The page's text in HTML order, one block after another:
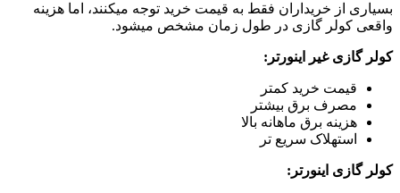
بسیاری از خریداران فقط به قیمت خرید توجه میکنند، اما هزینه
واقعی کولر گازی در طول زمان مشخص میشود.
کولر گازی غیر اینورتر:
قیمت خرید کمتر
مصرف برق بیشتر
هزینه برق ماهانه بالا
استهلاک سریع تر
کولر گازی اینورتر: